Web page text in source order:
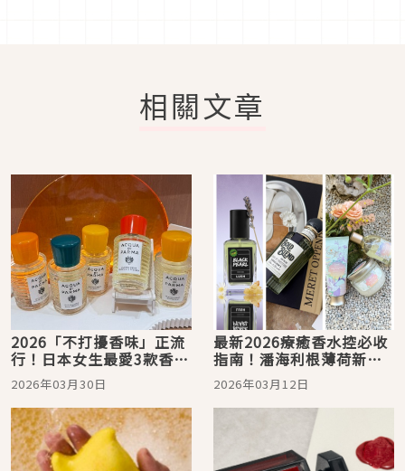
相關文章
2026「不打擾香味」正流
行！日本女生最愛3款香
水：棉被寶寶香＋寧靜晨
光香太療癒
2026年03月30日
最新2026療癒香水控必收
指南！潘海利根薄荷新
香、SABON白茶香氛三部
曲、睡好覺必收LUSH睡公
主療癒香氣
2026年03月12日